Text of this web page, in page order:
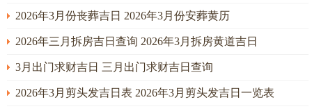
2026年3月份丧葬吉日 2026年3月份安葬黄历
2026年三月拆房吉日查询 2026年3月拆房黄道吉日
3月出门求财吉日 三月出门求财吉日查询
2026年3月剪头发吉日表 2026年3月剪头发吉日一览表